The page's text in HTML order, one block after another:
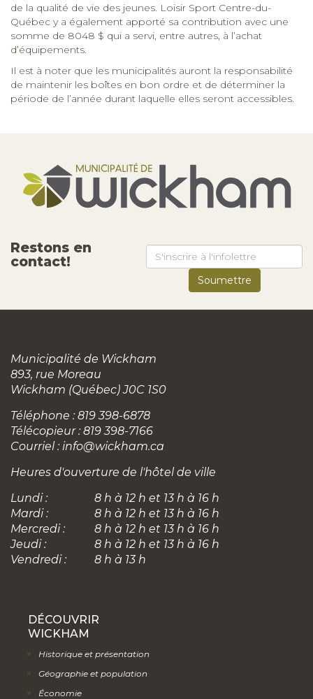
de la qualité de vie des jeunes. Loisir Sport Centre-du-
Québec y a également apporté sa contribution avec une
somme de 8048 $ qui a servi, entre autres, à l’achat
d’équipements.
Il est à noter que les municipalités auront la responsabilité
de maintenir les boîtes en bon ordre et de déterminer la
période de l’année durant laquelle elles seront accessibles.
Restons en
contact!
Municipalité de Wickham
893, rue Moreau
Wickham (Québec) J0C 1S0
Téléphone : 819 398-6878
Télécopieur : 819 398-7166
Courriel : info@wickham.ca
Heures d'ouverture de l'hôtel de ville
Lundi :
8 h à 12 h et 13 h à 16 h
Mardi :
8 h à 12 h et 13 h à 16 h
Mercredi :
8 h à 12 h et 13 h à 16 h
Jeudi :
8 h à 12 h et 13 h à 16 h
Vendredi :
8 h à 13 h
DÉCOUVRIR
WICKHAM
Historique et présentation
Géographie et population
Économie